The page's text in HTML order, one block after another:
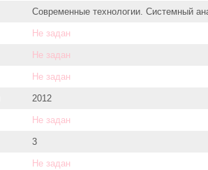
Современные технологии. Системный
Не задан
Не задан
Не задан
2012
Не задан
3
Не задан